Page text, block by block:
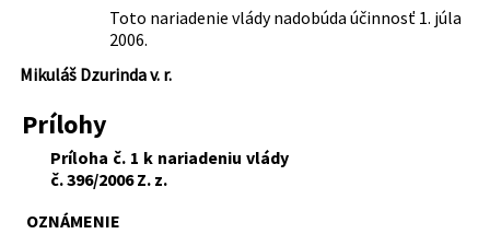
Toto nariadenie vlády nadobúda účinnosť 1. júla
2006.
Mikuláš Dzurinda v. r.
Prílohy
Príloha č. 1 k nariadeniu vlády
č. 396/2006 Z. z.
OZNÁMENIE